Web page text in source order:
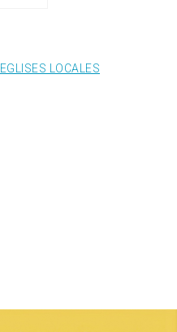
EGLISES LOCALES